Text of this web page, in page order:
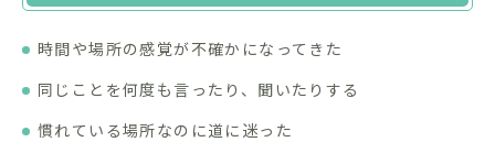
時間や場所の感覚が不確かになってきた
同じことを何度も言ったり、聞いたりする
慣れている場所なのに道に迷った